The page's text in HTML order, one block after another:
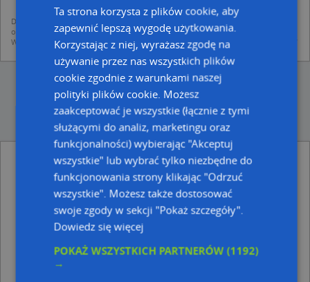
Dane pochodzą z publicznych baz CEIDG, GUS, REGON, z firmowych stron www
oraz od podmiotów zewnętrznych.
Więcej informacji dot. RODO: http://regulamin.automapa.pl/odo_przetwarzanie/
Sprzedaż - inne Przemysł, Firmy w pobliżu
Tabriz, Wał Miedzeszyński 465, 03-734 Warszawa
Aligator Stefański Tomasz, ul. Targowa 46 LOK.72, 03-
733 Warszawa
Taxi Osobowe, Targowa 62, 03-734 Warszawa
Agencja Uniwers, ul. Stefana Okrzei 34, 03-710
Warszawa
Ta strona korzysta z plików cookie, aby
zapewnić lepszą wygodę użytkowania.
Korzystając z niej, wyrażasz zgodę na
używanie przez nas wszystkich plików
cookie zgodnie z warunkami naszej
polityki plików cookie. Możesz
zaakceptować je wszystkie (łącznie z tymi
służącymi do analiz, marketingu oraz
funkcjonalności) wybierając "Akceptuj
wszystkie" lub wybrać tylko niezbędne do
funkcjonowania strony klikając "Odrzuć
wszystkie". Możesz także dostosować
swoje zgody w sekcji "Pokaż szczegóły".
Dowiedz się więcej
POKAŻ WSZYSTKICH PARTNERÓW(1192)
→